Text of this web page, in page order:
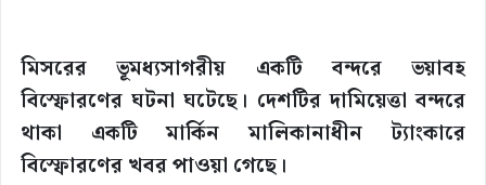
মিসরের ভূমধ্যসাগরীয় একটি বন্দরে ভয়াবহ
বিস্ফোরণের ঘটনা ঘটেছে। দেশটির দামিয়েত্তা বন্দরে
থাকা একটি মার্কিন মালিকানাধীন ট্যাংকারে
বিস্ফোরণের খবর পাওয়া গেছে।